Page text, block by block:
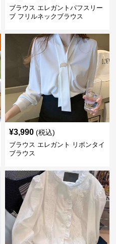
ブラウス エレガントパフスリー
ブ フリルネックブラウス
¥3,990 (税込)
ブラウス エレガント リボンタイ
ブラウス